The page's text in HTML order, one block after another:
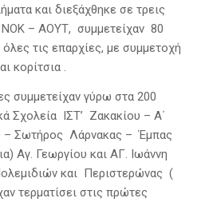
και διεξάχθηκε σε τρεις
ΝΟΚ – ΑΟΥΤ, συμμετείχαν 80
τις επαρχίες, με συμμετοχή
κορίτσια .
συμμετείχαν γύρω στα 200
Σχολεία ΙΣΤ’ Ζακακίου – Α΄
– Σωτήρος Λάρνακας – Έμπας
Αγ. Γεωργίου και ΑΓ. Ιωάννη
και Περιστερώνας (
τερματίσει στις πρώτες